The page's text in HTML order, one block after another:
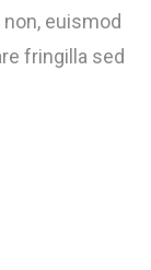
euismod
fringilla sed